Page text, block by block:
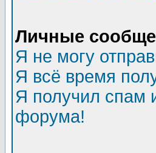
Личные
Я не могу
Я всё время
Я получил спам
форума!